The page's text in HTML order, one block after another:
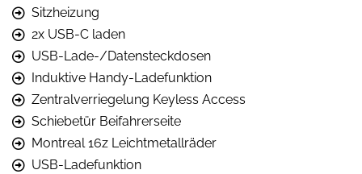
Sitzheizung
2x USB-C laden
USB-Lade-/Datensteckdosen
Induktive Handy-Ladefunktion
Zentralverriegelung Keyless Access
Schiebetür Beifahrerseite
Montreal 16z Leichtmetallräder
USB-Ladefunktion